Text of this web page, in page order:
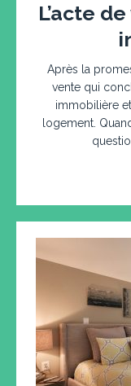
L’acte
Après la
vente qui
immobilière
logement.